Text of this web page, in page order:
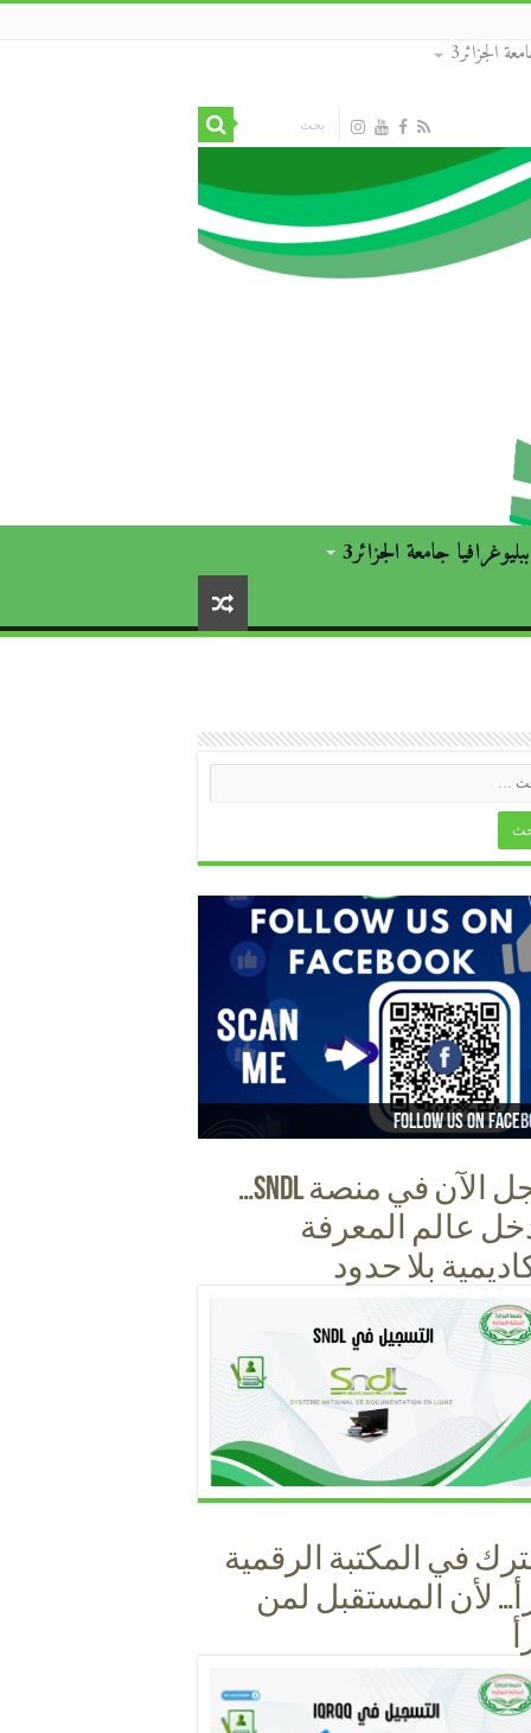
الجزائر3
ببليوغرافيا جامعة الجزائر3
Follow us on
Follow us on
Follow us on
Follow us on
سجل الآن في منصة SNDL…
عالم المعرفة
بلا حدود
في المكتبة الرقمية
لأن المستقبل لمن